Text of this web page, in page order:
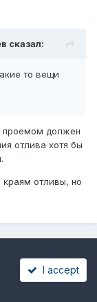
сказал:
то вещи
проемом должен
отлива хотя бы
краям отливы, но
I accept